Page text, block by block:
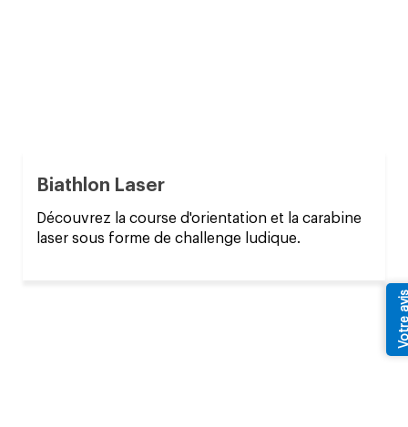
Biathlon Laser
Découvrez la course d'orientation et la carabine
laser sous forme de challenge ludique.